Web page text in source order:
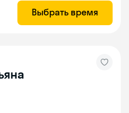
Выбрать время